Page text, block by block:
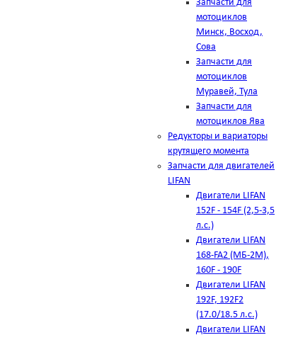
Запчасти для
мотоциклов
Минск, Восход,
Сова
Запчасти для
мотоциклов
Муравей, Тула
Запчасти для
мотоциклов Ява
Редукторы и вариаторы
крутящего момента
Запчасти для двигателей
LIFAN
Двигатели LIFAN
152F - 154F (2,5-3,5
л.с.)
Двигатели LIFAN
168-FA2 (МБ-2М),
160F - 190F
Двигатели LIFAN
192F, 192F2
(17.0/18.5 л.с.)
Двигатели LIFAN